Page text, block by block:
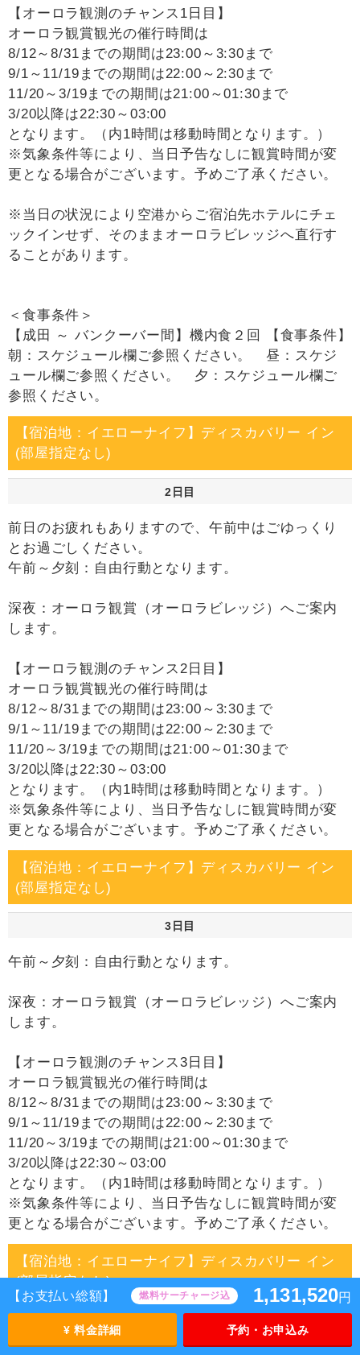
【お支払い総額】 燃料サーチャージ込 1,131,520円
¥ 料金詳細 予約・お申込み
【オーロラ観測のチャンス1日目】
オーロラ観賞観光の催行時間は
8/12～8/31までの期間は23:00～3:30まで
9/1～11/19までの期間は22:00～2:30まで
11/20～3/19までの期間は21:00～01:30まで
3/20以降は22:30～03:00
となります。（内1時間は移動時間となります。）
※気象条件等により、当日予告なしに観賞時間が変
更となる場合がございます。予めご了承ください。
※当日の状況により空港からご宿泊先ホテルにチェ
ックインせず、そのままオーロラビレッジへ直行す
ることがあります。
＜食事条件＞
【成田 ～ バンクーバー間】機内食２回 【食事条件】
朝：スケジュール欄ご参照ください。 昼：スケジ
ュール欄ご参照ください。 夕：スケジュール欄ご
参照ください。
【宿泊地：イエローナイフ】ディスカバリー イン
(部屋指定なし)
2日目
前日のお疲れもありますので、午前中はごゆっくり
とお過ごしください。
午前～夕刻：自由行動となります。
深夜：オーロラ観賞（オーロラビレッジ）へご案内
します。
【オーロラ観測のチャンス2日目】
オーロラ観賞観光の催行時間は
8/12～8/31までの期間は23:00～3:30まで
9/1～11/19までの期間は22:00～2:30まで
11/20～3/19までの期間は21:00～01:30まで
3/20以降は22:30～03:00
となります。（内1時間は移動時間となります。）
※気象条件等により、当日予告なしに観賞時間が変
更となる場合がございます。予めご了承ください。
【宿泊地：イエローナイフ】ディスカバリー イン
(部屋指定なし)
3日目
午前～夕刻：自由行動となります。
深夜：オーロラ観賞（オーロラビレッジ）へご案内
します。
【オーロラ観測のチャンス3日目】
オーロラ観賞観光の催行時間は
8/12～8/31までの期間は23:00～3:30まで
9/1～11/19までの期間は22:00～2:30まで
11/20～3/19までの期間は21:00～01:30まで
3/20以降は22:30～03:00
となります。（内1時間は移動時間となります。）
※気象条件等により、当日予告なしに観賞時間が変
更となる場合がございます。予めご了承ください。
【宿泊地：イエローナイフ】ディスカバリー イン
(部屋指定なし)